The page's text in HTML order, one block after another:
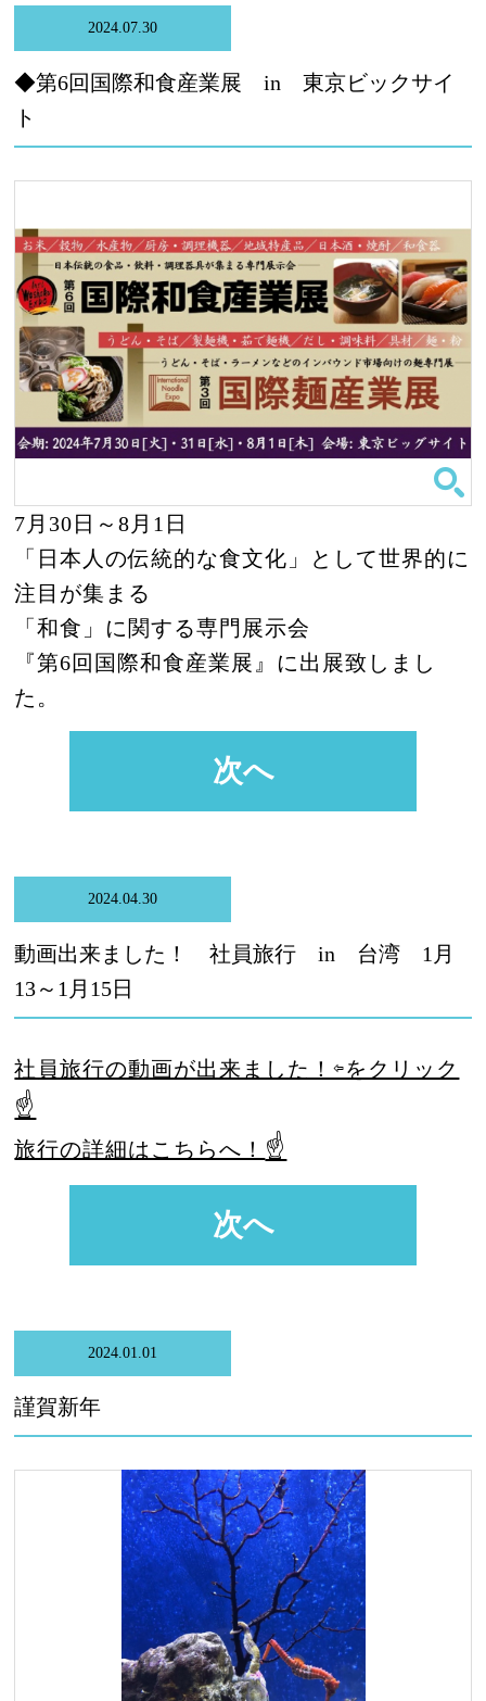
2024.07.30
◆第6回国際和食産業展 in 東京ビックサイ
ト
7月30日～8月1日
「日本人の伝統的な食文化」として世界的に
注目が集まる
「和食」に関する専門展示会
『第6回国際和食産業展』に出展致しまし
た。
次へ
2024.04.30
動画出来ました！ 社員旅行 in 台湾 1月
13～1月15日
社員旅行の動画が出来ました！⇦をクリック
☝
旅行の詳細はこちらへ！ ☝
次へ
2024.01.01
謹賀新年